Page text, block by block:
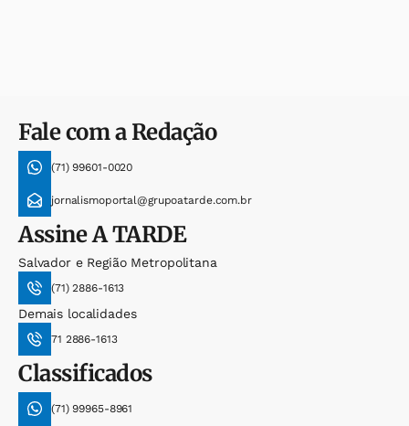
Fale com a Redação
(71) 99601-0020
jornalismoportal@grupoatarde.com.br
AssineA TARDE
Salvador e Região Metropolitana
(71) 2886-1613
Demais localidades
71 2886-1613
Classificados
(71) 99965-8961